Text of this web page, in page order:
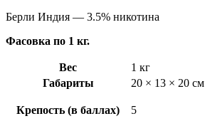
Берли Индия — 3.5% никотина
Фасовка по 1 кг.
Вес
1 кг
Габариты
20 × 13 × 20 см
Крепость (в баллах) 5